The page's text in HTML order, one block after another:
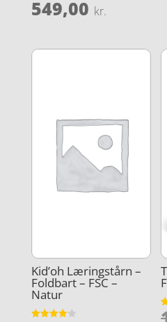
pris
549,00 kr.
pris
Kid’oh Læringstårn –
Foldbart – FSC –
Natur